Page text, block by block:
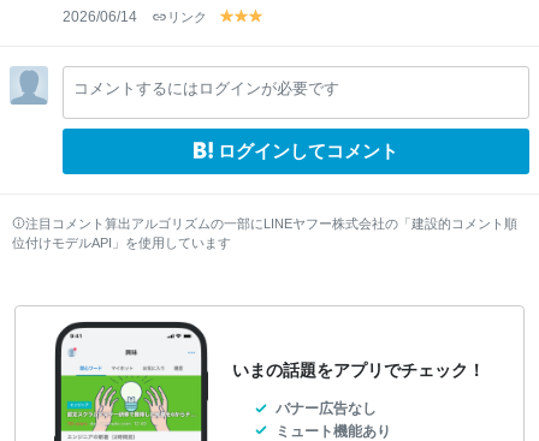
2026/06/14 リンク
y
lo
w
y
lo
w
lo
w
コメントするにはログインが必要です
ログインしてコメント
注目コメント算出アルゴリズムの一部にLINEヤフー株式会社の「建設的コメント順
位付けモデルAPI」を使用しています
いまの話題をアプリでチェック！
バナー広告なし
ミュート機能あり